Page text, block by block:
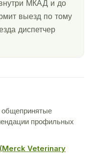
МКАД и до
выезд по тому
диспетчер
общепринятые
профильных
Veterinary